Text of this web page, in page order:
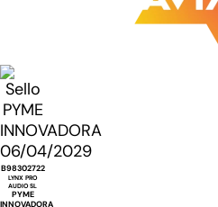
B98302722
LYNX PRO
AUDIO SL
PYME
INNOVADORA